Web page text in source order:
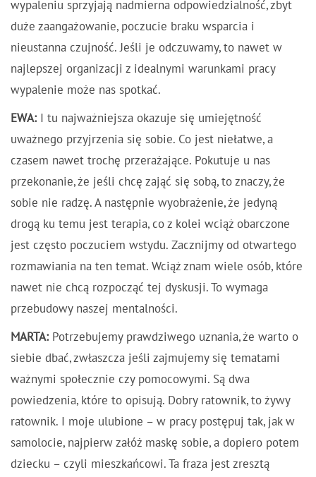
wypaleniu sprzyjają nadmierna odpowiedzialność, zbyt
duże zaangażowanie, poczucie braku wsparcia i
nieustanna czujność. Jeśli je odczuwamy, to nawet w
najlepszej organizacji z idealnymi warunkami pracy
wypalenie może nas spotkać.
EWA:I tu najważniejsza okazuje się umiejętność
uważnego przyjrzenia się sobie. Co jest niełatwe, a
czasem nawet trochę przerażające. Pokutuje u nas
przekonanie, że jeśli chcę zająć się sobą, to znaczy, że
sobie nie radzę. A następnie wyobrażenie, że jedyną
drogą ku temu jest terapia, co z kolei wciąż obarczone
jest często poczuciem wstydu. Zacznijmy od otwartego
rozmawiania na ten temat. Wciąż znam wiele osób, które
nawet nie chcą rozpocząć tej dyskusji. To wymaga
przebudowy naszej mentalności.
MARTA:Potrzebujemy prawdziwego uznania, że warto o
siebie dbać, zwłaszcza jeśli zajmujemy się tematami
ważnymi społecznie czy pomocowymi. Są dwa
powiedzenia, które to opisują. Dobry ratownik, to żywy
ratownik. I moje ulubione – w pracy postępuj tak, jak w
samolocie, najpierw załóż maskę sobie, a dopiero potem
dziecku – czyli mieszkańcowi. Ta fraza jest zresztą